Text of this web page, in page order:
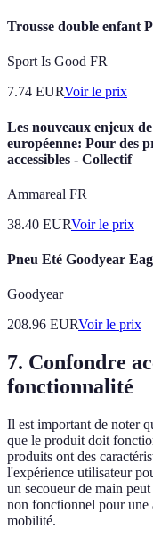
Trousse double enfant
Sport Is Good FR
7.74 EURVoir le prix
Les nouveaux enjeux
européenne: Pour des
accessibles - Collectif
Ammareal FR
38.40 EURVoir le prix
Pneu Eté Goodyear
Goodyear
208.96 EURVoir le prix
7. Confondre
fonctionnalité
Il est important de noter
que le produit doit
produits ont des
l'expérience utilisateur
un secoueur de main
non fonctionnel pour une
mobilité.